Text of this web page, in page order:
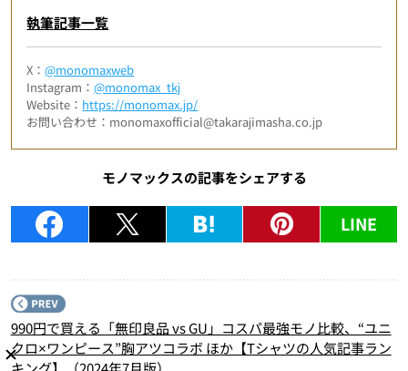
執筆記事一覧
X：@monomaxweb
Instagram：@monomax_tkj
Website： https://monomax.jp/
お問い合わせ：monomaxofficial@takarajimasha.co.jp
モノマックスの記事をシェアする
LINE
990円で買える「無印良品 vs GU」コスパ最強モノ比較、“ユニ
クロ×ワンピース”胸アツコラボ ほか【Tシャツの人気記事ラン